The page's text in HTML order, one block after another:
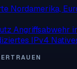
Nordamerika,
Angriffsabwehr
IPv4